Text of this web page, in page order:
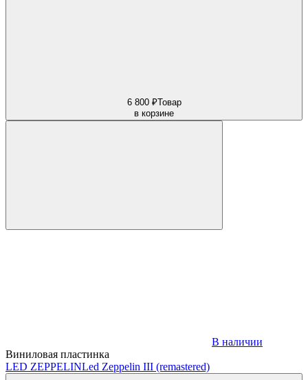
6 800 ₽Товар
в корзине
В наличии
Виниловая пластинка
LED ZEPPELINLed Zeppelin III (remastered)